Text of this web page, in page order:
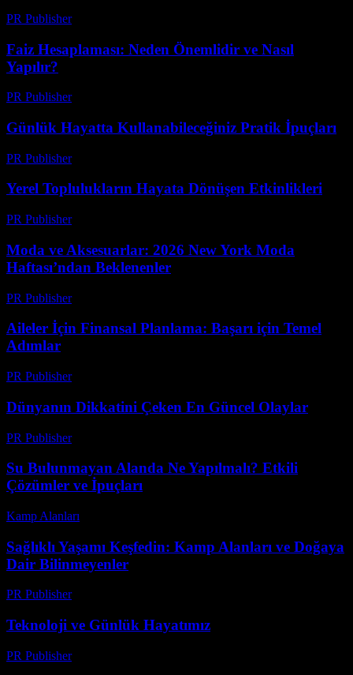
PR Publisher-
Faiz Hesaplaması: Neden Önemlidir ve Nasıl
Yapılır?
PR Publisher-
Günlük Hayatta Kullanabileceğiniz Pratik İpuçları
PR Publisher-
Yerel Toplulukların Hayata Dönüşen Etkinlikleri
PR Publisher-
Moda ve Aksesuarlar: 2026 New York Moda
Haftası’ndan Beklenenler
PR Publisher-
Aileler İçin Finansal Planlama: Başarı için Temel
Adımlar
PR Publisher-
Dünyanın Dikkatini Çeken En Güncel Olaylar
PR Publisher-
Su Bulunmayan Alanda Ne Yapılmalı? Etkili
Çözümler ve İpuçları
Kamp Alanları
Sağlıklı Yaşamı Keşfedin: Kamp Alanları ve Doğaya
Dair Bilinmeyenler
PR Publisher-
Teknoloji ve Günlük Hayatımız
PR Publisher-